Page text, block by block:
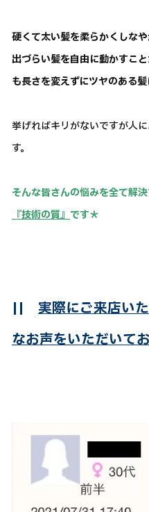
硬くて太い髪を柔らかくしな
出づらい髪を自由に動かすこ
も長さを変えずにツヤのある
挙げればキリがないですが人
す。
そんな皆さんの悩みを全て解
『技術の質』 です＊
|| 実際にご来店い
なお声をいただいて